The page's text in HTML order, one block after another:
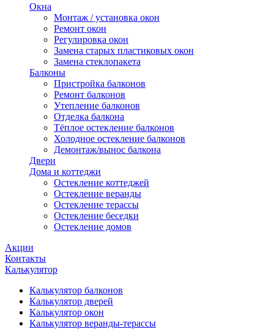
Окна
Монтаж / установка окон
Ремонт окон
Регулировка окон
Замена старых пластиковых окон
Замена стеклопакета
Балконы
Пристройка балконов
Ремонт балконов
Утепление балконов
Отделка балкона
Тёплое остекление балконов
Холодное остекление балконов
Демонтаж/вынос балкона
Двери
Дома и коттеджи
Остекление коттеджей
Остекление веранды
Остекление терассы
Остекление беседки
Остекление домов
Акции
Контакты
Калькулятор
Калькулятор балконов
Калькулятор дверей
Калькулятор окон
Калькулятор веранды-терассы